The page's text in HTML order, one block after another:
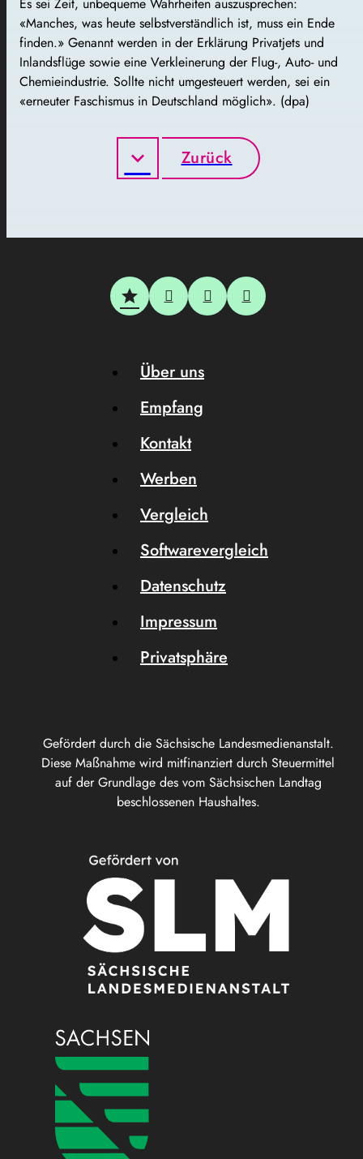
«Manches, was heute selbstverständlich ist, muss ein Ende
finden.» Genannt werden in der Erklärung Privatjets und
Inlandsflüge sowie eine Verkleinerung der Flug-, Auto- und
Chemieindustrie. Sollte nicht umgesteuert werden, sei ein
«erneuter Faschismus in Deutschland möglich». (dpa)
Zurück
Gefördert durch die Sächsische Landesmedienanstalt.
Diese Maßnahme wird mitfinanziert durch Steuermittel
auf der Grundlage des vom Sächsischen Landtag
beschlossenen Haushaltes.
Über uns
Empfang
Kontakt
Werben
Vergleich
Softwarevergleich
Datenschutz
Impressum
Privatsphäre